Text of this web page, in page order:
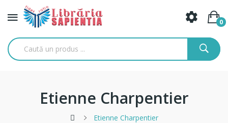
0
Etienne Charpentier
Etienne Charpentier